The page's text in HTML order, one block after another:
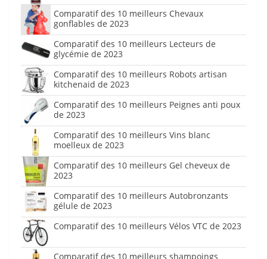
Comparatif des 10 meilleurs Chevaux
gonflables de 2023
Comparatif des 10 meilleurs Lecteurs de
glycémie de 2023
Comparatif des 10 meilleurs Robots artisan
kitchenaid de 2023
Comparatif des 10 meilleurs Peignes anti poux
de 2023
Comparatif des 10 meilleurs Vins blanc
moelleux de 2023
Comparatif des 10 meilleurs Gel cheveux de
2023
Comparatif des 10 meilleurs Autobronzants
gélule de 2023
Comparatif des 10 meilleurs Vélos VTC de 2023
Comparatif des 10 meilleurs shampoings